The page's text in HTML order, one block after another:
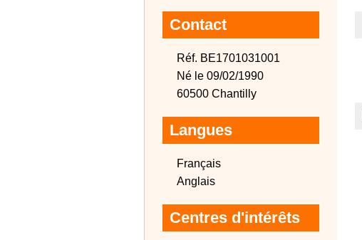
Contact
Réf. BE1701031001
Né le 09/02/1990
60500 Chantilly
Langues
Français
Anglais
Centres d'intérêts